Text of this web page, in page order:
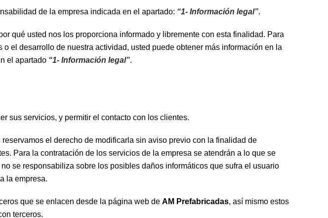
de la empresa indicada en el apartado: “1- Información legal”.
qué usted nos los proporciona informado y libremente con esta finalidad. Para
el desarrollo de nuestra actividad, usted puede obtener más información en la
el apartado “1- Información legal”.
sus servicios, y permitir el contacto con los clientes.
el derecho de modificarla sin aviso previo con la finalidad de
Para la contratación de los servicios de la empresa se atendrán a lo que se
se responsabiliza sobre los posibles daños informáticos que sufra el usuario
la empresa.
que se enlacen desde la página web de AM Prefabricadas, así mismo estos
terceros.